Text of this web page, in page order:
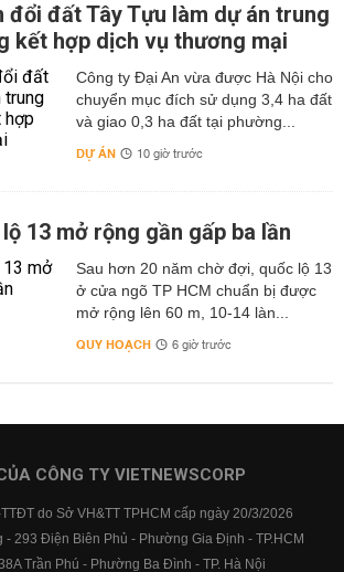
đổi đất Tây Tựu làm dự án trung
kết hợp dịch vụ thương mại
Công ty Đại An vừa được Hà Nội cho
chuyển mục đích sử dụng 3,4 ha đất
và giao 0,3 ha đất tại phường...
DỰ ÁN 10 giờ trước
13 mở rộng gần gấp ba lần
Sau hơn 20 năm chờ đợi, quốc lộ 13
ở cửa ngõ TP HCM chuẩn bị được
mở rộng lên 60 m, 10-14 làn...
QUY HOẠCH 6 giờ trước
CÔNG TY VIETNEWSCORP
do Sở VH&TT TPHCM cấp ngày 20/3/2026
- 293 Điện Biên Phủ - Phường Gia Định - TP.HCM
Trần Phú - Phường Ba Đình - TP. Hà Nội